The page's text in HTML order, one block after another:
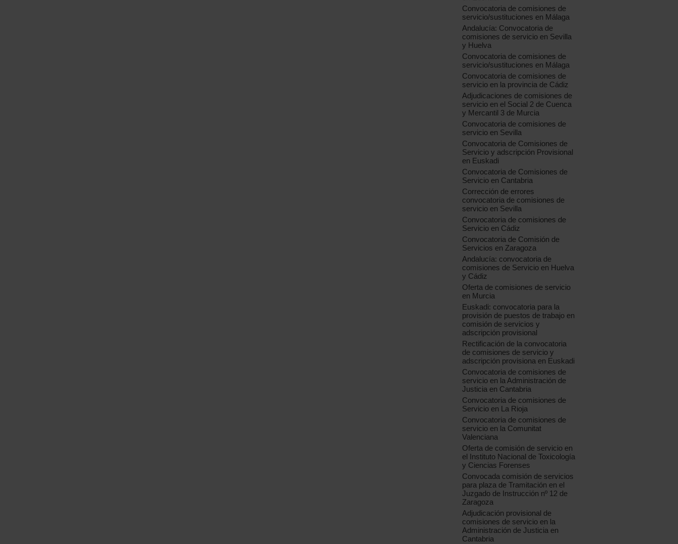
Convocatoria de comisiones de
servicio/sustituciones en Málaga
Andalucía: Convocatoria de
comisiones de servicio en Sevilla
y Huelva
Convocatoria de comisiones de
servicio/sustituciones en Málaga
Convocatoria de comisiones de
servicio en la provincia de Cádiz
Adjudicaciones de comisiones de
servicio en el Social 2 de Cuenca
y Mercantil 3 de Murcia
Convocatoria de comisiones de
servicio en Sevilla
Convocatoria de Comisiones de
Servicio y adscripción Provisional
en Euskadi
Convocatoria de Comisiones de
Servicio en Cantabria
Corrección de errores
convocatoria de comisiones de
servicio en Sevilla
Convocatoria de comisiones de
Servicio en Cádiz
Convocatoria de Comisión de
Servicios en Zaragoza
Andalucía: convocatoria de
comisiones de Servicio en Huelva
y Cádiz
Oferta de comisiones de servicio
en Murcia
Euskadi: convocatoria para la
provisión de puestos de trabajo en
comisión de servicios y
adscripción provisional
Rectificación de la convocatoria
de comisiones de servicio y
adscripción provisiona en Euskadi
Convocatoria de comisiones de
servicio en la Administración de
Justicia en Cantabria
Convocatoria de comisiones de
Servicio en La Rioja
Convocatoria de comisiones de
servicio en la Comunitat
Valenciana
Oferta de comisión de servicio en
el Instituto Nacional de Toxicología
y Ciencias Forenses
Convocada comisión de servicios
para plaza de Tramitación en el
Juzgado de Instrucción nº 12 de
Zaragoza
Adjudicación provisional de
comisiones de servicio en la
Administración de Justicia en
Cantabria